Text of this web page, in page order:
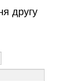
другу